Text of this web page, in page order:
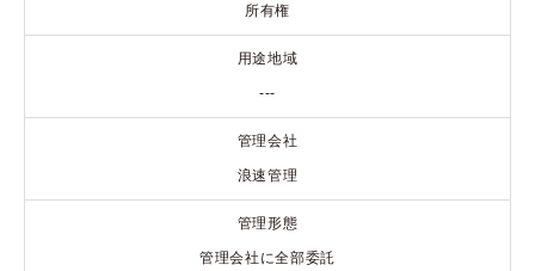
所有権
用途地域
---
管理会社
浪速管理
管理形態
管理会社に全部委託